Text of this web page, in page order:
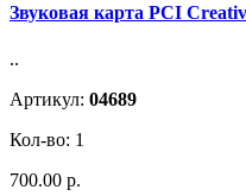
Звуковая карта PCI
..
Артикул: 04689
Кол-во: 1
700.00 р.